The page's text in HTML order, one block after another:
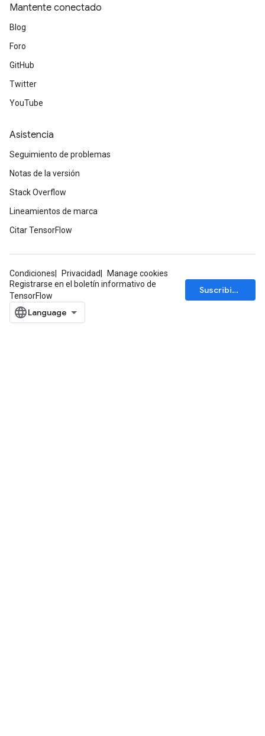
Mantente conectado
Blog
Foro
GitHub
Twitter
YouTube
Asistencia
Seguimiento de problemas
Notas de la versión
Stack Overflow
Lineamientos de marca
Citar TensorFlow
Condiciones Privacidad
Manage cookies
Registrarse en el boletín informativo de
TensorFlow
Suscribirse